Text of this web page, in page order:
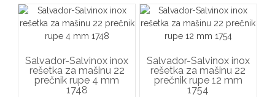
Salvador-Salvinox inox
rešetka za mašinu 22
prečnik rupe 4 mm
1748
Salvador-Salvinox inox
rešetka za mašinu 22
prečnik rupe 12 mm
1754